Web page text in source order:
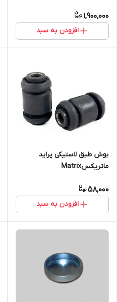
1,900,000
افزودن به سبد
بوش طبق لاستیکی پراید
ماتریکسMatrix
58,000
افزودن به سبد